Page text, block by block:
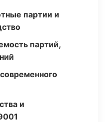
партии и
партий,
и